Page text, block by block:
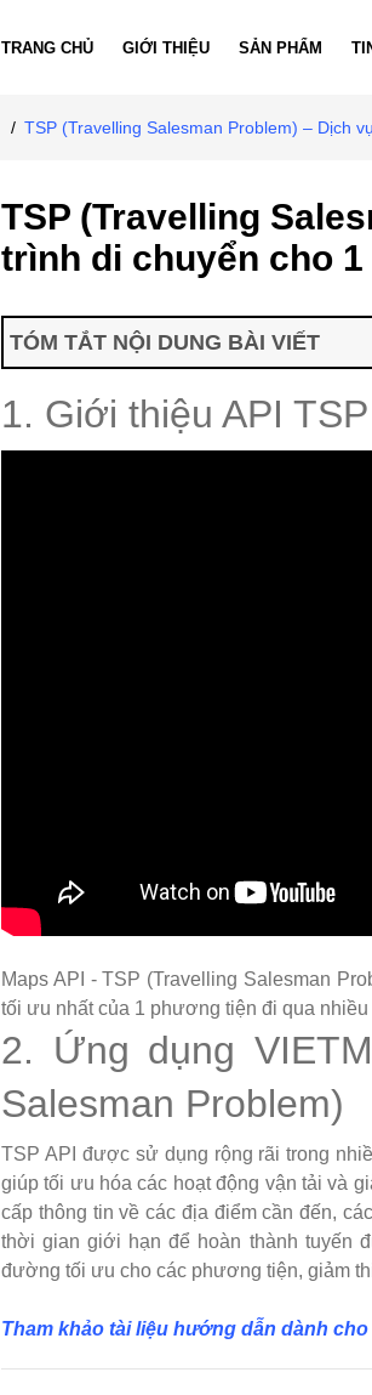
TRANG CHỦ GIỚI THIỆU SẢN PHẨM
/ TSP (Travelling Salesman Problem) – Dịch
TSP (Travelling
trình di chuyển cho
TÓM TẮT NỘI DUNG BÀI VIẾT
1. Giới thiệu API
Maps API - TSP (Travelling Salesman
tối ưu nhất của 1 phương tiện đi qua
2. Ứng dụng
Salesman Problem)
TSP API được sử dụng rộng rãi trong
giúp tối ưu hóa các hoạt động vận tải và
cấp thông tin về các địa điểm cần đến,
thời gian giới hạn để hoàn thành tuyến
đường tối ưu cho các phương tiện, giảm
Tham khảo tài liệu hướng dẫn dành